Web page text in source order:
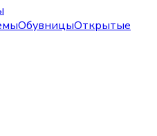
ОбувницыОткрытые